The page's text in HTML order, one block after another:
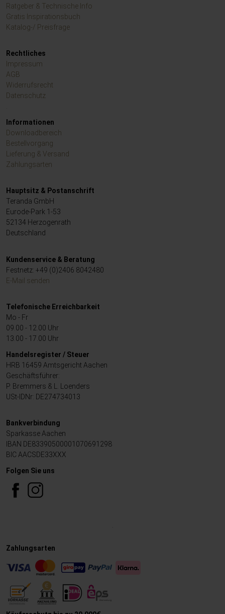
Ratgeber & Technische Info
Gratis Inspirationsbuch
Katalog-/ Preisfrage
Rechtliches
Impressum
AGB
Widerrufsrecht
Datenschutz
Informationen
Downloadbereich
Bestellvorgang
Lieferung & Versand
Zahlungsarten
Hauptsitz & Postanschrift
Teranda GmbH
Eurode-Park 1-53
52134 Herzogenrath
Deutschland
Kundenservice & Beratung
Festnetz: +49 (0)2406 8042480
E-Mail senden
Telefonische Erreichbarkeit
Mo - Fr
09.00 - 12.00 Uhr
13.00 - 17.00 Uhr
Handelsregister / Steuer
HRB 16459 Amtsgericht Aachen
Geschäftsführer:
P. Bremmers & L. Loenders
USt-IDNr: DE274734013
Bankverbindung
Sparkasse Aachen
IBAN DE83390500001070691298
BIC AACSDE33XXX
Folgen Sie uns
Zahlungsarten